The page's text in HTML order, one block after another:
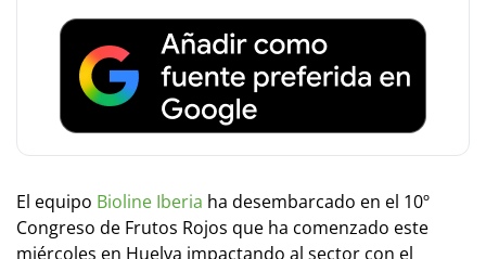
El equipo Bioline Iberia ha desembarcado en el 10º
Congreso de Frutos Rojos que ha comenzado este
miércoles en Huelva impactando al sector con el